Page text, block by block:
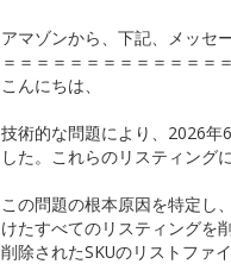
アマゾンから、下記、メッセ
＝＝＝＝＝＝＝＝＝＝＝＝＝
こんにちは、
技術的な問題により、2026年
した。これらのリスティング
この問題の根本原因を特定し
けたすべてのリスティングを
削除されたSKUのリストファ